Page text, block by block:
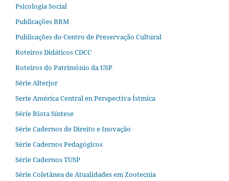
Psicologia Social
Publicações BBM
Publicações do Centro de Preservação Cultural
Roteiros Didáticos CDCC
Roteiros do Patrimônio da USP
Série Alterjor
Serie América Central en Perspectiva Ístmica
Série Biota Síntese
Série Cadernos de Direito e Inovação
Série Cadernos Pedagógicos
Série Cadernos TUSP
Série Coletânea de Atualidades em Zootecnia